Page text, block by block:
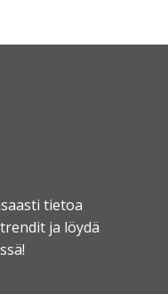
tietoa
ja löydä